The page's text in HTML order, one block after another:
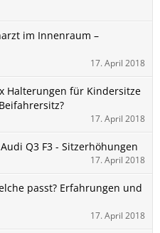
im Innenraum –
17. April 2018
Halterungen für Kindersitze
17. April 2018
Q3 F3 - Sitzerhöhungen
17. April 2018
passt? Erfahrungen und
17. April 2018